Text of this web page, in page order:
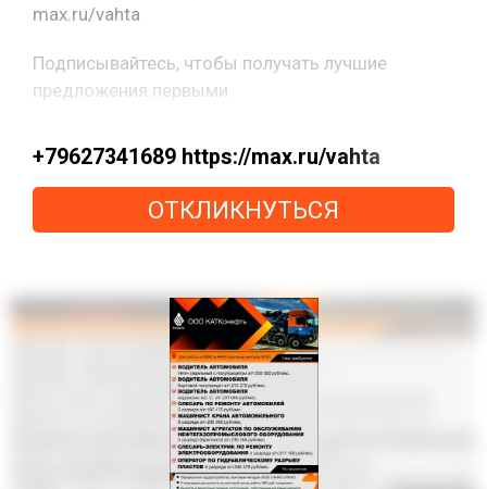
max.ru/vahta
Подписывайтесь, чтобы получать лучшие
предложения первыми
+79627341689 https://max.ru/vahta
ОТКЛИКНУТЬСЯ